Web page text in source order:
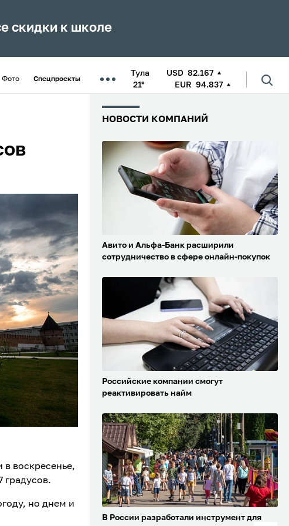
скидки к школе
Фото Спецпроекты
Тула
21°
USD 82.167
EUR 94.837
в воскресенье,
градусов.
но днем и
НОВОСТИ КОМПАНИЙ
Авито и Альфа-Банк расширили
сотрудничество в сфере онлайн-покупок
Российские компании смогут
реактивировать найм
В России разработали инструмент для